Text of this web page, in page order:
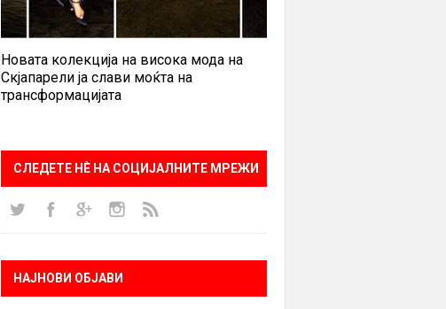
Новата колекција на висока мода на
Скјапарели ја слави моќта на
трансформацијата
СЛЕДЕТЕ НÈ НА СОЦИЈАЛНИТЕ МРЕЖИ
НАЈНОВИ ОБЈАВИ